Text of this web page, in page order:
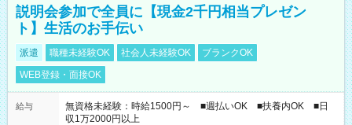
説明会参加で全員に【現金2千円相当プレゼン
ト】生活のお手伝い
派遣 職種未経験OK 社会人未経験OK
ブランクOK
WEB登録・面接OK
給与
無資格未経験：時給1500円～ ■週払いOK ■扶養内OK ■日
収1万2000円以上